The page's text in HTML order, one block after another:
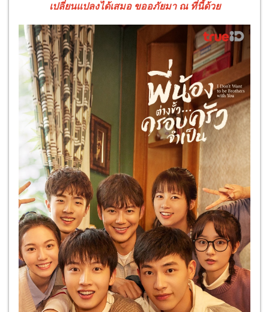
เปลี่ยนแปลงได้เสมอ ขออภัยมา ณ ที่นี้ด้วย